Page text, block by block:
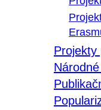
Projekty